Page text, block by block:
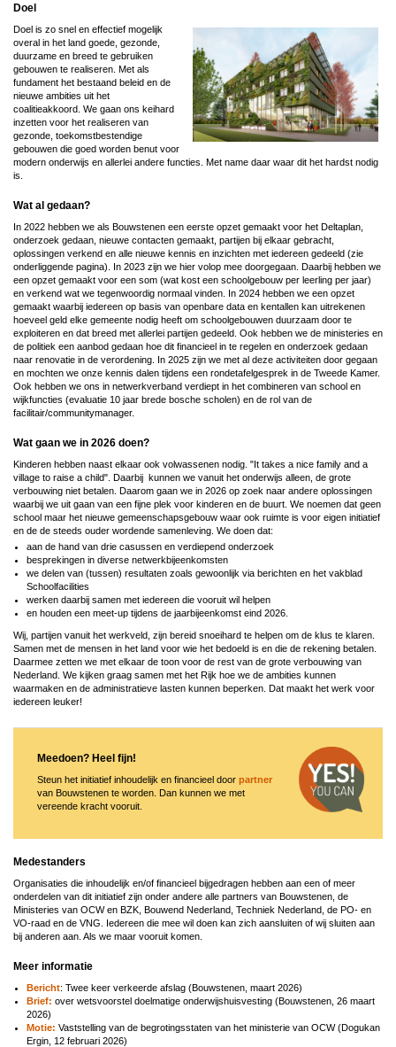
Doel
Image
Doel is zo snel en effectief mogelijk
overal in het land goede, gezonde,
duurzame en breed te gebruiken
gebouwen te realiseren. Met als
fundament het bestaand beleid en de
nieuwe ambities uit het
coalitieakkoord. We gaan ons keihard
inzetten voor het realiseren van
gezonde, toekomstbestendige
gebouwen die goed worden benut voor
modern onderwijs en allerlei andere functies. Met name daar waar dit het hardst nodig
is.
Wat al gedaan?
In 2022 hebben we als Bouwstenen een eerste opzet gemaakt voor het Deltaplan,
onderzoek gedaan, nieuwe contacten gemaakt, partijen bij elkaar gebracht,
oplossingen verkend en alle nieuwe kennis en inzichten met iedereen gedeeld (zie
onderliggende pagina). In 2023 zijn we hier volop mee doorgegaan. Daarbij hebben we
een opzet gemaakt voor een som (wat kost een schoolgebouw per leerling per jaar)
en verkend wat we tegenwoordig normaal vinden. In 2024 hebben we een opzet
gemaakt waarbij iedereen op basis van openbare data en kentallen kan uitrekenen
hoeveel geld elke gemeente nodig heeft om schoolgebouwen duurzaam door te
exploiteren en dat breed met allerlei partijen gedeeld. Ook hebben we de ministeries en
de politiek een aanbod gedaan hoe dit financieel in te regelen en onderzoek gedaan
naar renovatie in de verordening. In 2025 zijn we met al deze activiteiten door gegaan
en mochten we onze kennis dalen tijdens een rondetafelgesprek in de Tweede Kamer.
Ook hebben we ons in netwerkverband verdiept in het combineren van school en
wijkfuncties (evaluatie 10 jaar brede bosche scholen) en de rol van de
facilitair/communitymanager.
Wat gaan we in 2026 doen?
Kinderen hebben naast elkaar ook volwassenen nodig. "It takes a nice family and a
village to raise a child". Daarbij kunnen we vanuit het onderwijs alleen, de grote
verbouwing niet betalen. Daarom gaan we in 2026 op zoek naar andere oplossingen
waarbij we uit gaan van een fijne plek voor kinderen en de buurt. We noemen dat geen
school maar het nieuwe gemeenschapsgebouw waar ook ruimte is voor eigen initiatief
en de de steeds ouder wordende samenleving. We doen dat:
aan de hand van drie casussen en verdiepend onderzoek
besprekingen in diverse netwerkbijeenkomsten
we delen van (tussen) resultaten zoals gewoonlijk via berichten en het vakblad
Schoolfacilities
werken daarbij samen met iedereen die vooruit wil helpen
en houden een meet-up tijdens de jaarbijeenkomst eind 2026.
Wij, partijen vanuit het werkveld, zijn bereid snoeihard te helpen om de klus te klaren.
Samen met de mensen in het land voor wie het bedoeld is en die de rekening betalen.
Daarmee zetten we met elkaar de toon voor de rest van de grote verbouwing van
Nederland. We kijken graag samen met het Rijk hoe we de ambities kunnen
waarmaken en de administratieve lasten kunnen beperken. Dat maakt het werk voor
iedereen leuker!
Meedoen? Heel fijn!
Steun het initiatief inhoudelijk en financieel door partner
van Bouwstenen te worden. Dan kunnen we met
vereende kracht vooruit.
Medestanders
Organisaties die inhoudelijk en/of financieel bijgedragen hebben aan een of meer
onderdelen van dit initiatief zijn onder andere alle partners van Bouwstenen, de
Ministeries van OCW en BZK, Bouwend Nederland, Techniek Nederland, de PO- en
VO-raad en de VNG. Iedereen die mee wil doen kan zich aansluiten of wij sluiten aan
bij anderen aan. Als we maar vooruit komen.
Meer informatie
Bericht: Twee keer verkeerde afslag (Bouwstenen, maart 2026)
Brief: over wetsvoorstel doelmatige onderwijshuisvesting (Bouwstenen, 26 maart
2026)
Motie: Vaststelling van de begrotingsstaten van het ministerie van OCW (Dogukan
Ergin, 12 februari 2026)